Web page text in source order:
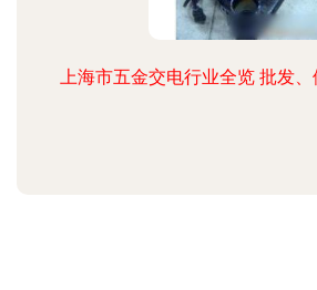
上海市五金交电行业全览 批发